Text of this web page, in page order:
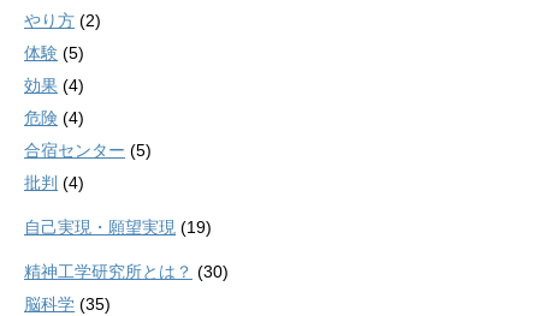
やり方 (2)
体験 (5)
効果 (4)
危険 (4)
合宿センター (5)
批判 (4)
自己実現・願望実現 (19)
精神工学研究所とは？ (30)
脳科学 (35)